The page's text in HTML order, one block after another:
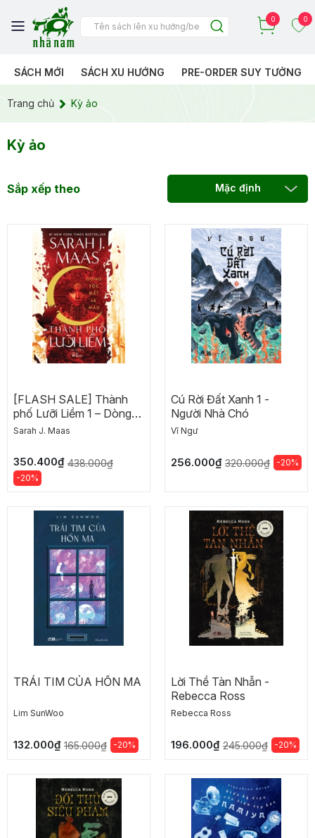
0 0
SÁCH MỚI SÁCH XU HƯỚNG PRE-ORDER SUY TƯỞNG
Trang chủ Kỳ ảo
Kỳ ảo
Sắp xếp theo Mặc định
[FLASH SALE] Thành
phố Lưỡi Liềm 1 – Dòng
tộc Đất và Máu
Sarah J. Maas
350.400₫ 438.000₫
-20%
Cú Rời Đất Xanh 1 -
Người Nhà Chó
Vĩ Ngư
256.000₫ 320.000₫ -20%
TRÁI TIM CỦA HỒN MA
Lim SunWoo
132.000₫ 165.000₫ -20%
Lời Thề Tàn Nhẫn -
Rebecca Ross
Rebecca Ross
196.000₫ 245.000₫ -20%